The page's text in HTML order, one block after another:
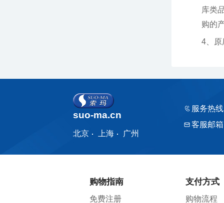
购的
4、原
suo-ma.cn
北京 上海 广州
服务热
客服邮
购物指南
免费注册
支付方式
购物流程